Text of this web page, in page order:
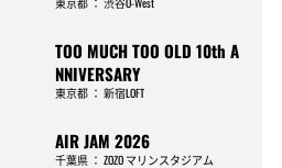
TOO MUCH TOO OLD 10th A
NNIVERSARY
東京都 ：新宿LOFT
AIR JAM 2026
千葉県 ：ZOZO マリンスタジアム